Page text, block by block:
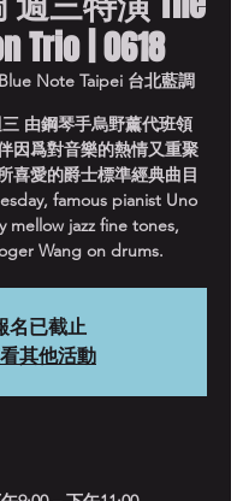
Trio | 0618
Blue Note Taipei 台北藍調
由鋼琴手烏野薰代班領
因爲對音樂的熱情又重聚
喜愛的爵士標準經典曲目
famous pianist Uno
mellow jazz fine tones,
Wang on drums.
名已截止
其他活動